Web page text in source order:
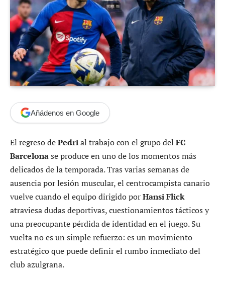
Añádenos en Google
El regreso dePedrial trabajo con el grupo del FC
Barcelonase produce en uno de los momentos más
delicados de la temporada. Tras varias semanas de
ausencia por lesión muscular, el centrocampista canario
vuelve cuando el equipo dirigido porHansi Flick
atraviesa dudas deportivas, cuestionamientos tácticos y
una preocupante pérdida de identidad en el juego. Su
vuelta no es un simple refuerzo: es un movimiento
estratégico que puede definir el rumbo inmediato del
club azulgrana.